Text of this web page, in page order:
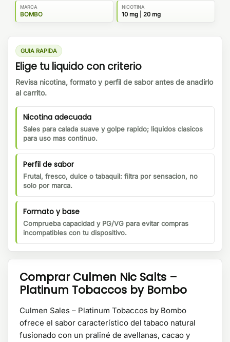
MARCA
BOMBO
NICOTINA
10 mg | 20 mg
GUIA RAPIDA
Elige tu liquido con criterio
Revisa nicotina, formato y perfil de sabor antes de anadirlo
al carrito.
Nicotina adecuada
Sales para calada suave y golpe rapido; liquidos clasicos
para uso mas continuo.
Perfil de sabor
Frutal, fresco, dulce o tabaquil: filtra por sensacion, no
solo por marca.
Formato y base
Comprueba capacidad y PG/VG para evitar compras
incompatibles con tu dispositivo.
Comprar Culmen Nic Salts –
Platinum Tobaccos by Bombo
Culmen Sales – Platinum Tobaccos by Bombo
ofrece el sabor característico del tabaco natural
fusionado con un praliné de avellanas, cacao y